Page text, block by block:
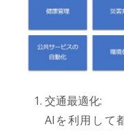
交通最適化:
AIを利用して